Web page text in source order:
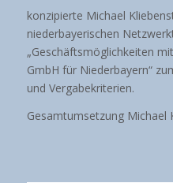
konzipierte Michael
niederbayerischen
„Geschäftsmöglichkeiten
GmbH für Niederbayern“
und Vergabekriterien.
Gesamtumsetzung Michael